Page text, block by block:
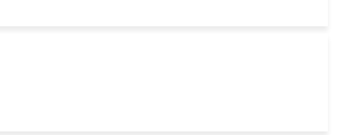
territoriales pour l’emploi